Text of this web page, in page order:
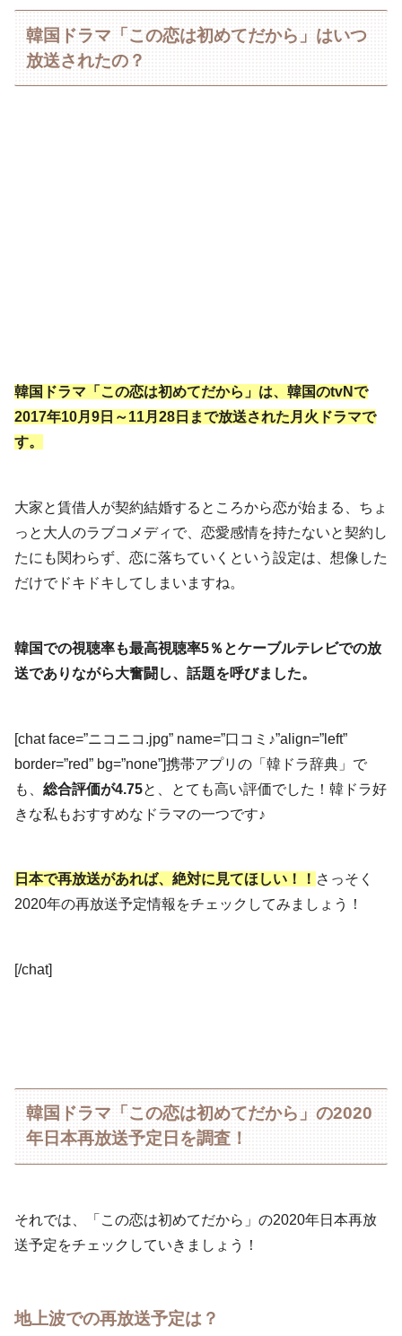
韓国ドラマ「この恋は初めてだから」はいつ
放送されたの？
韓国ドラマ「この恋は初めてだから」は、韓国のtvNで
2017年10月9日～11月28日まで放送された月火ドラマで
す。
大家と賃借人が契約結婚するところから恋が始まる、ちょ
っと大人のラブコメディで、恋愛感情を持たないと契約し
たにも関わらず、恋に落ちていくという設定は、想像した
だけでドキドキしてしまいますね。
韓国での視聴率も最高視聴率5％とケーブルテレビでの放
送でありながら大奮闘し、話題を呼びました。
[chat face=”ニコニコ.jpg” name=”口コミ♪”align=”left”
border=”red” bg=”none”]携帯アプリの「韓ドラ辞典」で
も、 総合評価が4.75と、とても高い評価でした！韓ドラ好
きな私もおすすめなドラマの一つです♪
日本で再放送があれば、絶対に見てほしい！！ さっそく
2020年の再放送予定情報をチェックしてみましょう！
[/chat]
韓国ドラマ「この恋は初めてだから」の2020
年日本再放送予定日を調査！
それでは、「この恋は初めてだから」の2020年日本再放
送予定をチェックしていきましょう！
地上波での再放送予定は？